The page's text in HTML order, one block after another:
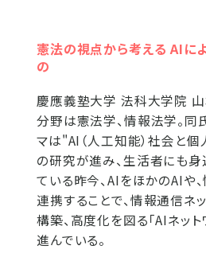
憲法の視点から考える AIに
の
慶應義塾大学 法科大学院
分野は憲法学、情報法学。
マは"AI（人工知能）社会と
の研究が進み、生活者にも
ている昨今、AIをほかのAIや
連携することで、情報通信ネ
構築、高度化を図る「AIネッ
進んでいる。